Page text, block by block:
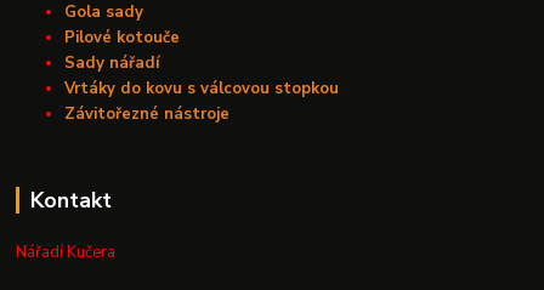
Gola sady
Pilové kotouče
Sady nářadí
Vrtáky do kovu s válcovou stopkou
Závitořezné nástroje
Kontakt
Nářadí Kučera